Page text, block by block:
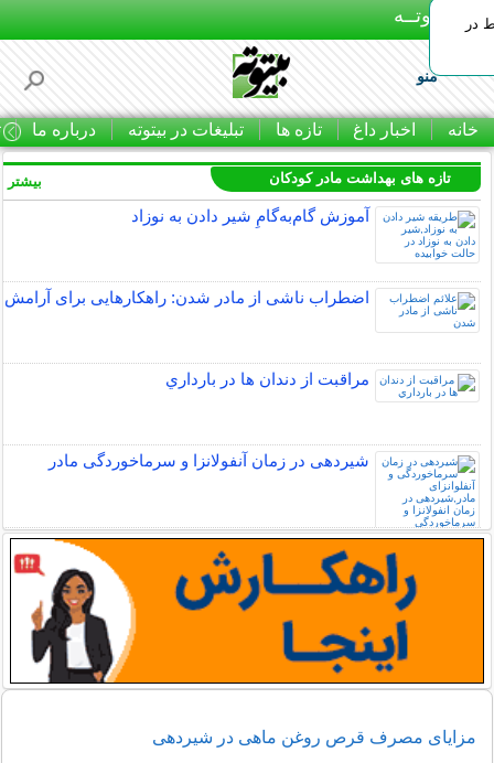
بـیتوتــه
منو
خانه اخبار داغ تازه ها تبلیغات در بیتوته درباره ما
در
تازه های بهداشت مادر کودکان
آموزش گام‌به‌گامِ شیر دادن به نوزاد
اضطراب ناشی از مادر شدن: راهکارهایی برای آرامش
مراقبت از دندان‌ ها در بارداري
شیردهی در زمان آنفولانزا و سرماخوردگی مادر
بیشتر
مزایای مصرف قرص روغن ماهی در شیردهی